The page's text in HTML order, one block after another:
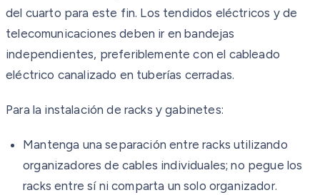
del cuarto para este fin. Los tendidos eléctricos y de
telecomunicaciones deben ir en bandejas
independientes, preferiblemente con el cableado
eléctrico canalizado en tuberías cerradas.
Para la instalación de racks y gabinetes:
Mantenga una separación entre racks utilizando
organizadores de cables individuales; no pegue los
racks entre sí ni comparta un solo organizador.